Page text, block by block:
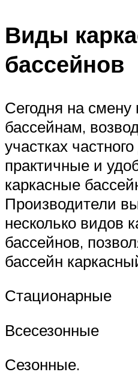
Виды
бассейнов
Сегодня на
бассейнам,
участках
практичные и
каркасные
Производители
несколько видов
бассейнов,
бассейн
Стационарные
Всесезонные
Сезонные.